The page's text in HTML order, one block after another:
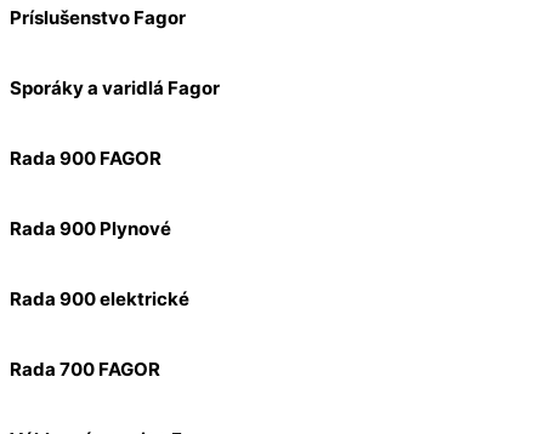
Príslušenstvo Fagor
Sporáky a varidlá Fagor
Rada 900 FAGOR
Rada 900 Plynové
Rada 900 elektrické
Rada 700 FAGOR